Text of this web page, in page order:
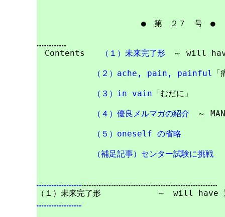
● 第　２７　号 ●
………………
Contents
（１）未来完了形 ～ will
（２）ache, pain, painful
（３）in vain 「むだに」
（４）優良メルマガの紹介 ～
（５）oneself の省略
（補足記事）センター試験に挑戦
………………………………………………………………………………………………
………………………